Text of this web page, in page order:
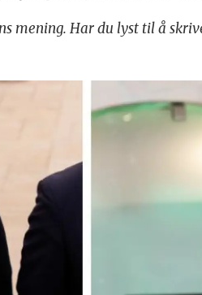
mening. Har du lyst til å